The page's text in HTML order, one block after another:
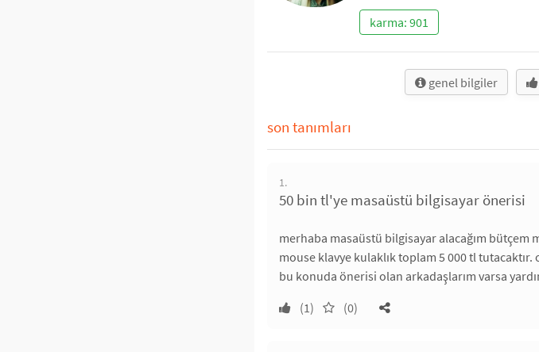
karma: 901
genel bilgiler
son tanımları
1.
50 bin tl'ye masaüstü bilgisayar önerisi
merhaba masaüstü bilgisayar alacağım bütçem
mouse klavye kulaklık toplam 5 000 tl tutacaktır.
bu konuda önerisi olan arkadaşlarım varsa
(1)
(0)